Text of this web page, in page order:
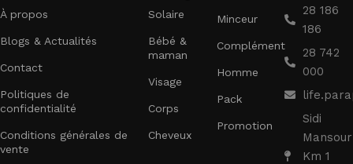
À propos
Blogs & Actualités
Contact
Politiques de
confidentialité
Conditions générales de
vente
Solaire
Bébé &
maman
Visage
Corps
Cheveux
Minceur
Complément
Homme
Pack
Promotion
28 186
186
28 742
000
Sidi
Mansour
Km 1